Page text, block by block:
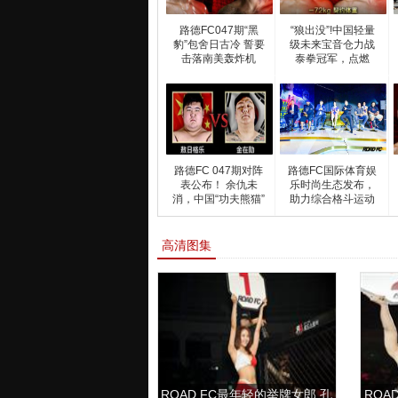
路德FC047期“黑
豹”包舍日古冷 誓要
击落南美轰炸机
“狼出没”!中国轻量
级未来宝音仓力战
泰拳冠军，点燃
路德FC 047期对阵
表公布！ 余仇未
消，中国“功夫熊猫”
路德FC国际体育娱
乐时尚生态发布，
助力综合格斗运动
入
高清图集
ROAD FC最年轻的举牌女郎 孔